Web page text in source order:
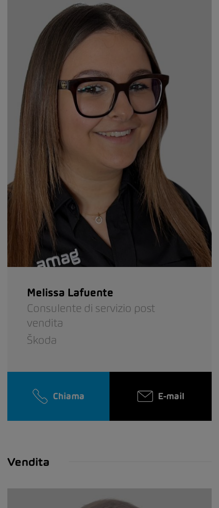
Melissa Lafuente
Consulente di servizio post
vendita
Škoda
Chiama E-mail
Vendita